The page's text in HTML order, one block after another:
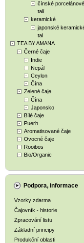
čínské
talí
keramické
japonské
tal
TEA BY AMANA
Černé čaje
Indie
Nepál
Ceylon
Čína
Zelené čaje
Čína
Japonsko
Bílé čaje
Puerh
Aromatisované čaje
Ovocné čaje
Rooibos
Bio/Organic
Podpora, informace
Vzorky zdarma
Čajovník - historie
Zpracování listu
Základní principy
Produkční oblasti